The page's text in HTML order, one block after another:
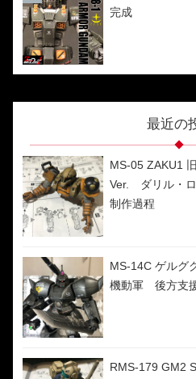
完成
最近の
MS-05 ZAKU1
Ver. ダリル・
制作過程
MS-14C ゲル
機動軍 後方支
RMS-179 GM2